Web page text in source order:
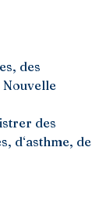
des
Nouvelle
des
d‘asthme, de